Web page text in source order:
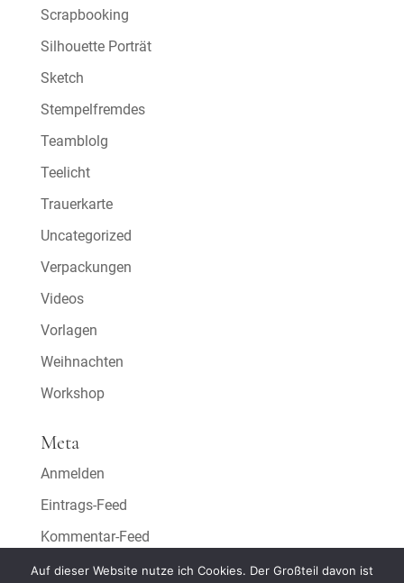
Scrapbooking
Silhouette Porträt
Sketch
Stempelfremdes
Teamblolg
Teelicht
Trauerkarte
Uncategorized
Verpackungen
Videos
Vorlagen
Weihnachten
Workshop
Meta
Anmelden
Eintrags-Feed
Kommentar-Feed
WordPress.org
Auf dieser Website nutze ich Cookies. Der Großteil davon ist